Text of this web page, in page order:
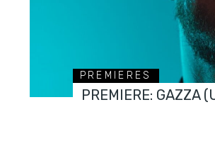
PREMIERES
PREMIERE: GAZZA